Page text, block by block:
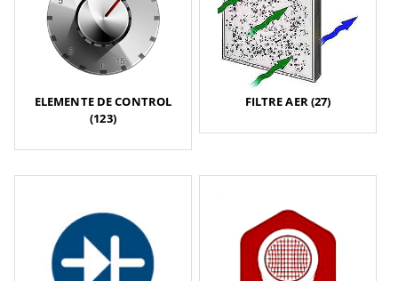
ELEMENTE DE CONTROL
(123)
FILTRE AER (27)